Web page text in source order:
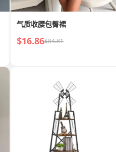
气质收腰包臀裙
$16.86$84.81